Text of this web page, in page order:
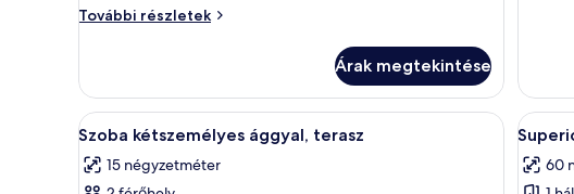
További részletek
Szoba
részletei
Árak megtekintése
A
következő
szoba
Egy szállodai szoba, amelyben található
7
Szoba kétszemélyes ággyal, terasz
15 négyzetméter
A
szoba
14
60